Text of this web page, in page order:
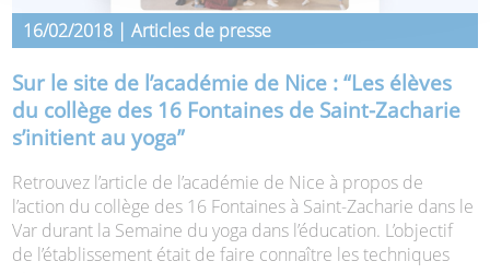
16/02/2018 | Articles de presse
Sur le site de l’académie de Nice : “Les élèves
du collège des 16 Fontaines de Saint-Zacharie
s’initient au yoga”
Retrouvez l’article de l’académie de Nice à propos de
l’action du collège des 16 Fontaines à Saint-Zacharie dans le
Var durant la Semaine du yoga dans l’éducation. L’objectif
de l’établissement était de faire connaître les techniques